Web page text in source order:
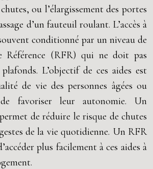
ou l’élargissement des portes
d’un fauteuil roulant. L’accès à
conditionné par un niveau de
Référence (RFR) qui ne doit pas
L’objectif de ces aides est
de vie des personnes âgées ou
favoriser leur autonomie. Un
de réduire le risque de chutes
de la vie quotidienne. Un RFR
plus facilement à ces aides à